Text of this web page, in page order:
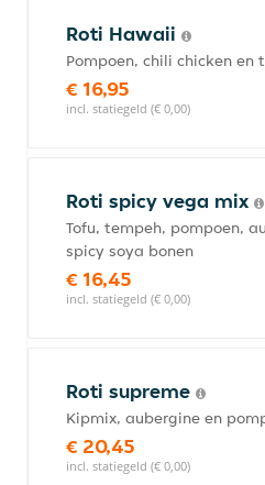
Roti Hawaii
Pompoen, chili chicken en
€ 16,95
incl. statiegeld (€ 0,00)
Roti spicy vega mix
Tofu, tempeh, pompoen,
spicy soya bonen
€ 16,45
incl. statiegeld (€ 0,00)
Roti supreme
Kipmix, aubergine en
€ 20,45
incl. statiegeld (€ 0,00)